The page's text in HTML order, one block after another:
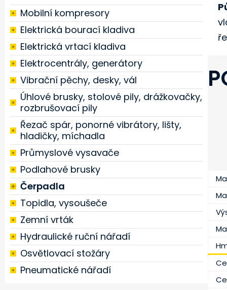
Mobilní kompresory
Elektrická bourací kladiva
Elektrická vrtací kladiva
Elektrocentrály, generátory
Vibrační pěchy, desky, vál
Úhlové brusky, stolové pily, drážkovačky,
rozbrušovací pily
Řezač spár, ponorné vibrátory, lišty,
hladičky, míchadla
Průmyslové vysavače
Podlahové brusky
Čerpadla
Topidla, vysoušeče
Zemní vrták
Hydraulické ruční nářadí
Osvětlovací stožáry
Pneumatické nářadí